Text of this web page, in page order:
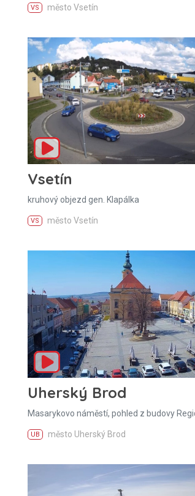
VS město Vsetín
Vsetín
kruhový objezd gen. Klapálka
VS město Vsetín
Uherský Brod
Masarykovo náměstí, pohled z budovy
UB město Uherský Brod